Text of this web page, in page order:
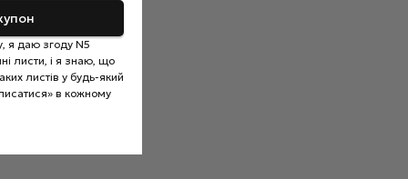
я даю згоду N5
листи, і я знаю, що
листів у будь-який
в кожному